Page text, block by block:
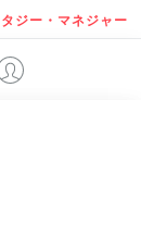
ジー・マネジャー